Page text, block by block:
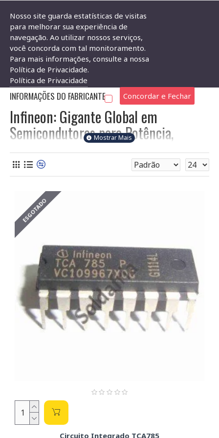
Produtos por marca Infineon
INFORMAÇÕES DO FABRICANTE
Infineon: Gigante Global em
Semicondutores para Potência,
Mobilidade e IoT
AInfineon Technologies AG
é uma potência global na
indústria desemicondutores, desenvolvendo, fabricando e
comercializando uma ampla gama de produtos e soluções de
ponta. Com sede na Alemanha, a Infineon é particularmente
forte em áreas que exigem alta eficiência energética,
segurança e conectividade.
O extenso portfólio da Infineon abrange diversas categorias
de produtos e soluções, incluindo:
Semicondutores de Potência:São uma das principais
especialidades da Infineon, com um vasto portfólio de
MOSFETs,IGBTs(Transistores Bipolares de Porta
Isolada), diodos de potência e módulos de potência
integrados. Esses componentes são cruciais para a
conversão e gerenciamento de energia em aplicações
que vão desde veículos elétricos e energias renováveis
industriais e IoT). Esses MCUs são o "cérebro" de
muitos sistemas eletrônicos.
Sensores:
inovadores, incluindo sensores magnéticos (Hall, GMR,
ESGOTADO
Circuito Integrado TCA785
Nosso site guarda estatísticas de visitas
para melhorar sua experiência de
navegação. Ao utilizar nossos serviços,
você concorda com tal monitoramento.
Para mais informações, consulte a nossa
Política de Privacidade.
Política de Privacidade
Concordar e Fechar